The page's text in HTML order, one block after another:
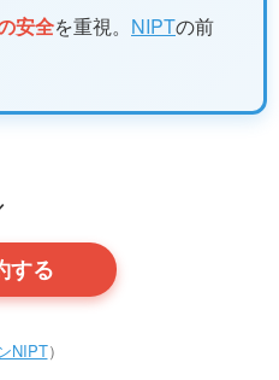
安全を重視。 NIPTの前
する
NIPT）